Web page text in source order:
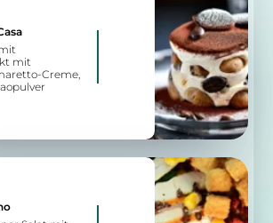
mit
Creme,